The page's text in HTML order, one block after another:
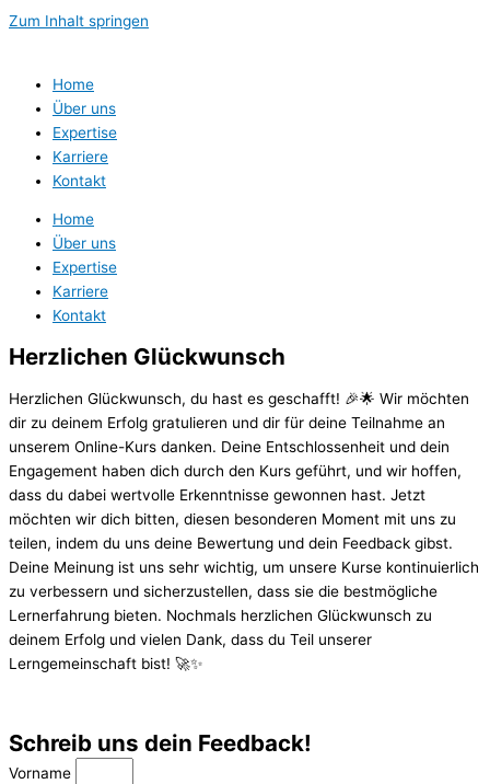
Zum Inhalt springen
Home
Über uns
Expertise
Karriere
Kontakt
Home
Über uns
Expertise
Karriere
Kontakt
Herzlichen Glückwunsch
Herzlichen Glückwunsch, du hast es geschafft! 🎉🌟 Wir möchten
dir zu deinem Erfolg gratulieren und dir für deine Teilnahme an
unserem Online-Kurs danken. Deine Entschlossenheit und dein
Engagement haben dich durch den Kurs geführt, und wir hoffen,
dass du dabei wertvolle Erkenntnisse gewonnen hast. Jetzt
möchten wir dich bitten, diesen besonderen Moment mit uns zu
teilen, indem du uns deine Bewertung und dein Feedback gibst.
Deine Meinung ist uns sehr wichtig, um unsere Kurse kontinuierlich
zu verbessern und sicherzustellen, dass sie die bestmögliche
Lernerfahrung bieten. Nochmals herzlichen Glückwunsch zu
deinem Erfolg und vielen Dank, dass du Teil unserer
Lerngemeinschaft bist! 🚀✨
Schreib uns dein Feedback!
Vorname